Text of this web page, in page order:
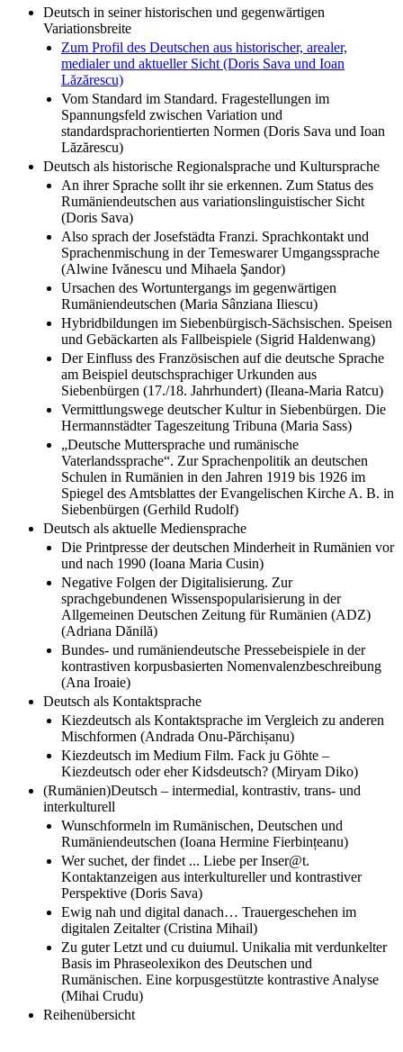
Deutsch in seiner historischen und gegenwärtigen
Variationsbreite
Zum Profil des Deutschen aus historischer, arealer,
medialer und aktueller Sicht (Doris Sava und Ioan
Lăzărescu)
Vom Standard im Standard. Fragestellungen im
Spannungsfeld zwischen Variation und
standardsprachorientierten Normen (Doris Sava und Ioan
Lăzărescu)
Deutsch als historische Regionalsprache und Kultursprache
An ihrer Sprache sollt ihr sie erkennen. Zum Status des
Rumäniendeutschen aus variationslinguistischer Sicht
(Doris Sava)
Also sprach der Josefstädta Franzi. Sprachkontakt und
Sprachenmischung in der Temeswarer Umgangssprache
(Alwine Ivănescu und Mihaela Şandor)
Ursachen des Wortuntergangs im gegenwärtigen
Rumäniendeutschen (Maria Sânziana Iliescu)
Hybridbildungen im Siebenbürgisch-Sächsischen. Speisen
und Gebäckarten als Fallbeispiele (Sigrid Haldenwang)
Der Einfluss des Französischen auf die deutsche Sprache
am Beispiel deutschsprachiger Urkunden aus
Siebenbürgen (17./18. Jahrhundert) (Ileana-Maria Ratcu)
Vermittlungswege deutscher Kultur in Siebenbürgen. Die
Hermannstädter Tageszeitung Tribuna (Maria Sass)
„Deutsche Muttersprache und rumänische
Vaterlandssprache“. Zur Sprachenpolitik an deutschen
Schulen in Rumänien in den Jahren 1919 bis 1926 im
Spiegel des Amtsblattes der Evangelischen Kirche A. B. in
Siebenbürgen (Gerhild Rudolf)
Deutsch als aktuelle Mediensprache
Die Printpresse der deutschen Minderheit in Rumänien vor
und nach 1990 (Ioana Maria Cusin)
Negative Folgen der Digitalisierung. Zur
sprachgebundenen Wissenspopularisierung in der
Allgemeinen Deutschen Zeitung für Rumänien (ADZ)
(Adriana Dănilă)
Bundes- und rumäniendeutsche Pressebeispiele in der
kontrastiven korpusbasierten Nomenvalenzbeschreibung
(Ana Iroaie)
Deutsch als Kontaktsprache
Kiezdeutsch als Kontaktsprache im Vergleich zu anderen
Mischformen (Andrada Onu-Părchișanu)
Kiezdeutsch im Medium Film. Fack ju Göhte –
Kiezdeutsch oder eher Kidsdeutsch? (Miryam Diko)
(Rumänien)Deutsch – intermedial, kontrastiv, trans- und
interkulturell
Wunschformeln im Rumänischen, Deutschen und
Rumäniendeutschen (Ioana Hermine Fierbințeanu)
Wer suchet, der findet ... Liebe per Inser@t.
Kontaktanzeigen aus interkultureller und kontrastiver
Perspektive (Doris Sava)
Ewig nah und digital danach… Trauergeschehen im
digitalen Zeitalter (Cristina Mihail)
Zu guter Letzt und cu duiumul. Unikalia mit verdunkelter
Basis im Phraseolexikon des Deutschen und
Rumänischen. Eine korpusgestützte kontrastive Analyse
(Mihai Crudu)
Reihenübersicht